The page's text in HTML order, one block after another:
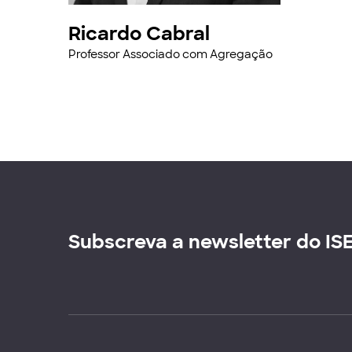
Ricardo Cabral
Professor Associado com Agregação
Subscreva a newsletter do